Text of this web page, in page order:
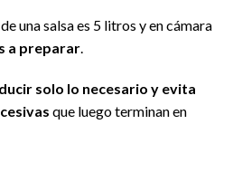
una salsa es 5 litros y en cámara
a preparar
solo lo necesario y evita
que luego terminan en